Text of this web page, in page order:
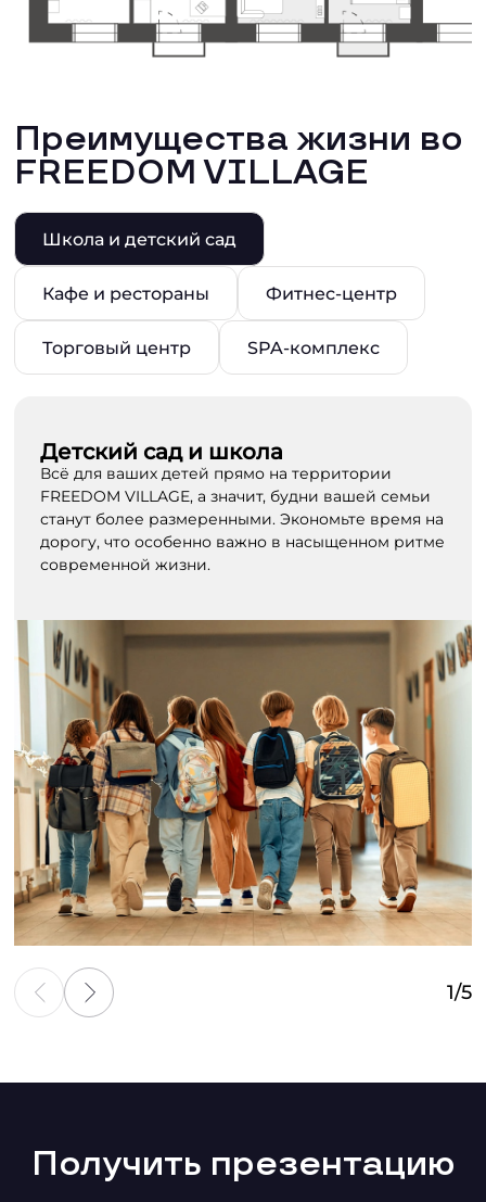
Преимущества жизни во
FREEDOM VILLAGE
Школа и детский сад
Кафе и рестораны Фитнес-центр
Торговый центр SPA-комплекс
Детский сад и школа
Всё для ваших детей прямо на территории
FREEDOM VILLAGE, а значит, будни вашей семьи
станут более размеренными. Экономьте время на
дорогу, что особенно важно в насыщенном ритме
современной жизни.
1/5
Получить презентацию